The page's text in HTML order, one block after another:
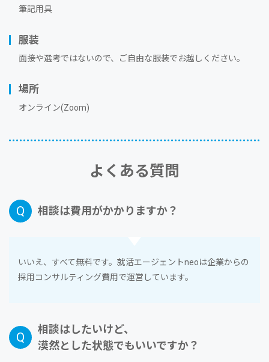
筆記用具
服装
⾯接や選考ではないので、ご⾃由な服装でお越しください。
場所
オンライン(Zoom)
よくある質問
相談は費⽤がかかりますか？
いいえ、すべて無料です。就活エージェントneoは企業からの
採⽤コンサルティング費⽤で運営しています。
相談はしたいけど、
漠然とした状態でもいいですか？